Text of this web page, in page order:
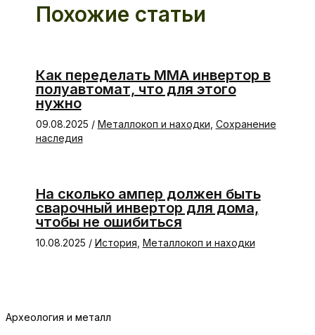
Похожие статьи
Как переделать ММА инвертор в
полуавтомат, что для этого
нужно
09.08.2025 / Металлокоп и находки Сохранение
наследия
На сколько ампер должен быть
сварочный инвертор для дома,
чтобы не ошибиться
10.08.2025 / История Металлокоп и находки
Археология и металл